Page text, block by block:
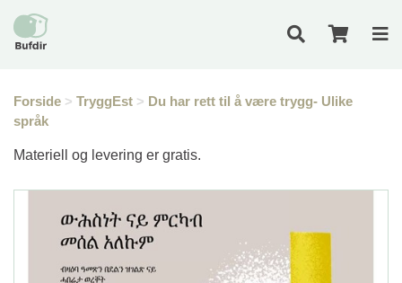
Forside > TryggEst > Du har rett til å være trygg- Ulike
språk
Materiell og levering er gratis.